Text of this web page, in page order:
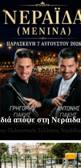
απόψε στη Νεράιδα